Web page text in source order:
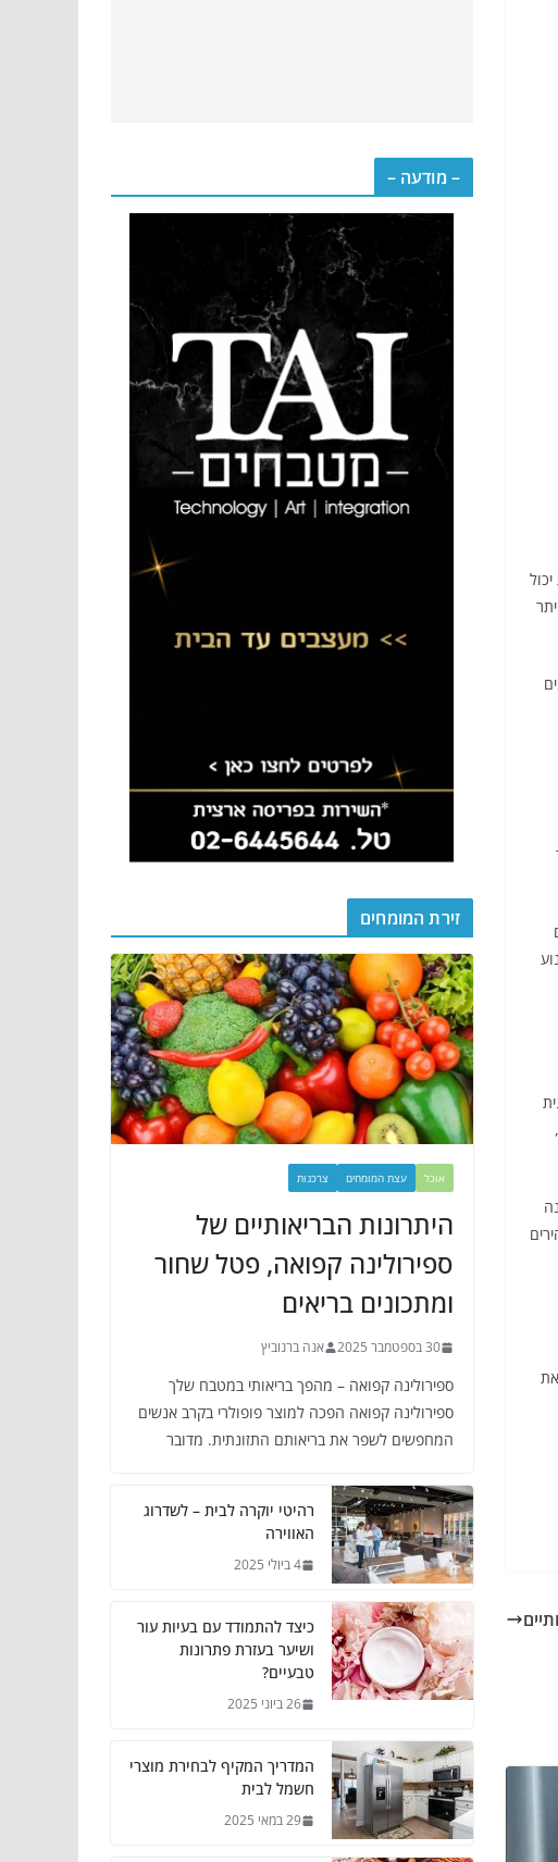
,
– מודעה –
זירת המומחים
אוכל עצת המומחים צרכנות
היתרונות הבריאותיים של
ספירולינה קפואה, פטל שחור
ומתכונים בריאים
30 בספטמבר 2025 אנה ברנוביץ
ספירולינה קפואה – מהפך בריאותי במטבח שלך
ספירולינה קפואה הפכה למוצר פופולרי בקרב אנשים
המחפשים לשפר את בריאותם התזונתית. מדובר
רהיטי יוקרה לבית – לשדרוג
האווירה
4 ביולי 2025
כיצד להתמודד עם בעיות עור
ושיער בעזרת פתרונות
טבעיים?
26 ביוני 2025
המדריך המקיף לבחירת מוצרי
חשמל לבית
29 במאי 2025